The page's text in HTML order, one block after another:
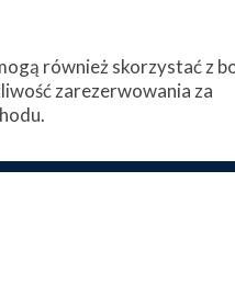
również skorzystać z
zarezerwowania za